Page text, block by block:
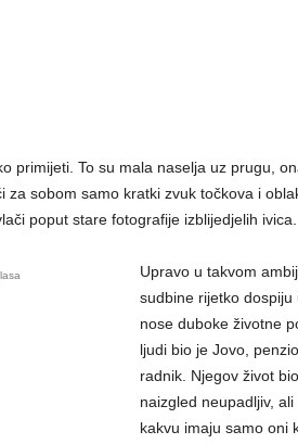
primijeti. To su mala naselja uz prugu,
za sobom samo kratki zvuk točkova i
poput stare fotografije izblijedjelih ivica.
Upravo u takvom
sudbine rijetko dospiju
nose duboke životne
ljudi bio je Jovo,
radnik. Njegov život
naizgled neupadljiv,
kakvu imaju samo oni